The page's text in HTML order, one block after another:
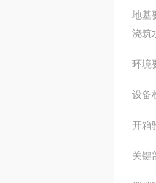
地基
浇筑
环境
设备
开箱
关键